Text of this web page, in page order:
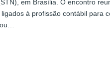
em Brasília. O encontro
à profissão contábil para